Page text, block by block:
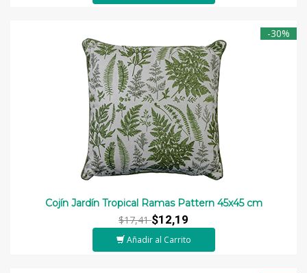
-30%
Cojín Jardín Tropical Ramas Pattern 45x45 cm
$17,41$12,19
Añadir al Carrito